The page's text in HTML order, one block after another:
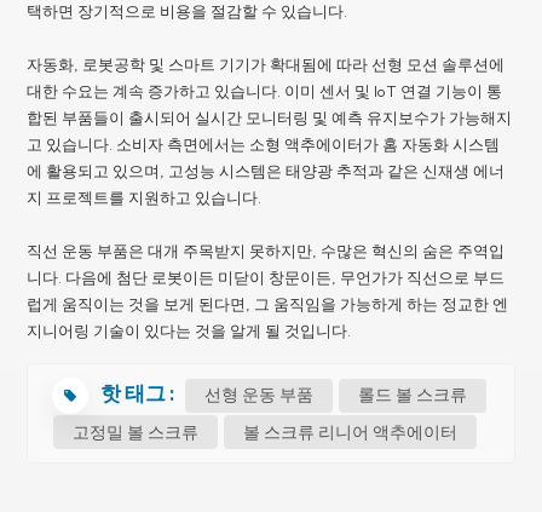
택하면 장기적으로 비용을 절감할 수 있습니다.
자동화, 로봇공학 및 스마트 기기가 확대됨에 따라 선형 모션 솔루션에
대한 수요는 계속 증가하고 있습니다. 이미 센서 및 IoT 연결 기능이 통
합된 부품들이 출시되어 실시간 모니터링 및 예측 유지보수가 가능해지
고 있습니다. 소비자 측면에서는 소형 액추에이터가 홈 자동화 시스템
에 활용되고 있으며, 고성능 시스템은 태양광 추적과 같은 신재생 에너
지 프로젝트를 지원하고 있습니다.
직선 운동 부품은 대개 주목받지 못하지만, 수많은 혁신의 숨은 주역입
니다. 다음에 첨단 로봇이든 미닫이 창문이든, 무언가가 직선으로 부드
럽게 움직이는 것을 보게 된다면, 그 움직임을 가능하게 하는 정교한 엔
지니어링 기술이 있다는 것을 알게 될 것입니다.
핫 태그 : 선형 운동 부품
롤드 볼 스크류
고정밀 볼 스크류
볼 스크류 리니어 액추에이터